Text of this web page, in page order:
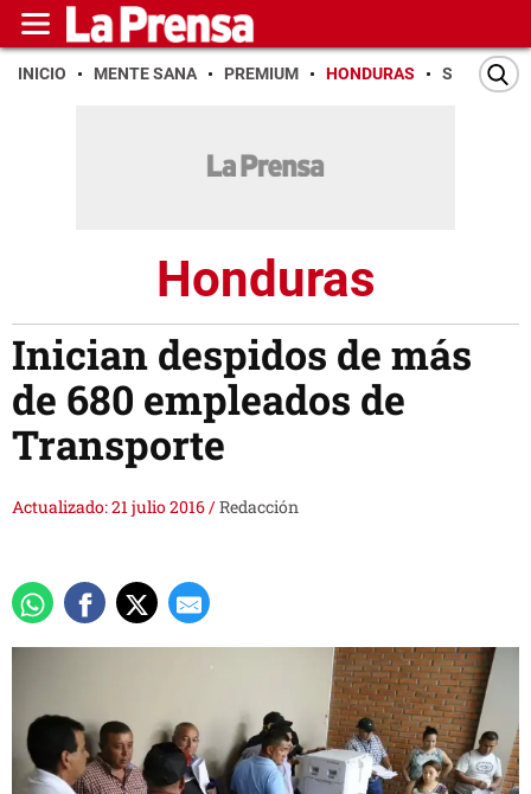
INICIO MENTE SANA PREMIUM HONDURAS SAN PEDRO
Honduras
Inician despidos de más
de 680 empleados de
Transporte
Actualizado: 21 julio 2016/Redacción